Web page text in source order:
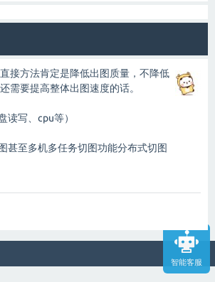
智能客服
接方法肯定是降低出图质量，不降低
需要提高整体出图速度的话。
读写、cpu等）
甚至多机多任务切图功能分布式切图